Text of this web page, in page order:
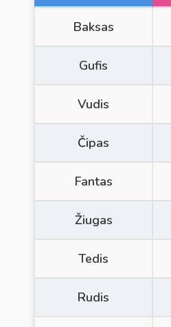
Baksas
Gufis
Vudis
Čipas
Fantas
Žiugas
Tedis
Rudis